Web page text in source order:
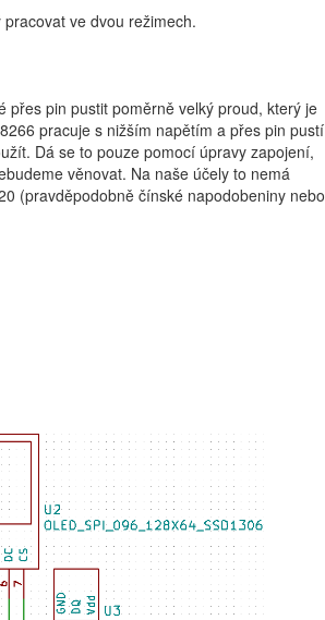
ve dvou režimech.
přes pin pustit poměrně velký proud, který je
pracuje s nižším napětím a přes pin pustí
Dá se to pouze pomocí úpravy zapojení,
věnovat. Na naše účely to nemá
(pravděpodobně čínské napodobeniny nebo